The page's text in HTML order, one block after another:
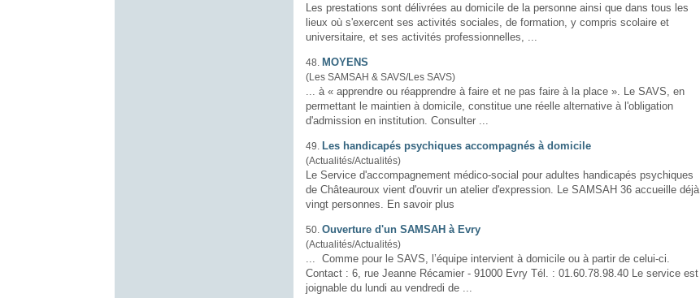
Les prestations sont délivrées au domicile de la personne ainsi que dans tous les
lieux où s'exercent ses activités sociales, de formation, y compris scolaire et
universitaire, et ses activités professionnelles, ...
48. MOYENS
(Les SAMSAH & SAVS/Les SAVS)
... à « apprendre ou réapprendre à faire et ne pas faire à la place ». Le SAVS, en
permettant le maintien à domicile, constitue une réelle alternative à l'obligation
d'admission en institution. Consulter ...
49. Les handicapés psychiques accompagnés à domicile
(Actualités/Actualités)
Le Service d'accompagnement médico-social pour adultes handicapés psychiques
de Châteauroux vient d'ouvrir un atelier d'expression. Le SAMSAH 36 accueille déjà
vingt personnes. En savoir plus
50. Ouverture d'un SAMSAH à Evry
(Actualités/Actualités)
... Comme pour le SAVS, l’équipe intervient à domicile ou à partir de celui-ci.
Contact : 6, rue Jeanne Récamier - 91000 Evry Tél. : 01.60.78.98.40 Le service est
joignable du lundi au vendredi de ...